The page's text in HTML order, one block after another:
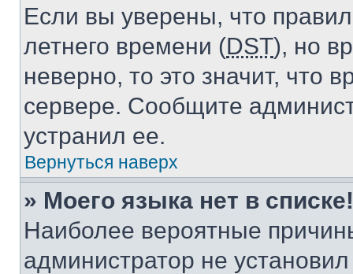
Если вы уверены, что
летнего времени (DST), но
неверно, то это значит, что
сервере. Сообщите
устранил ее.
Вернуться наверх
» Моего языка нет в списке!
Наиболее вероятные
администратор не